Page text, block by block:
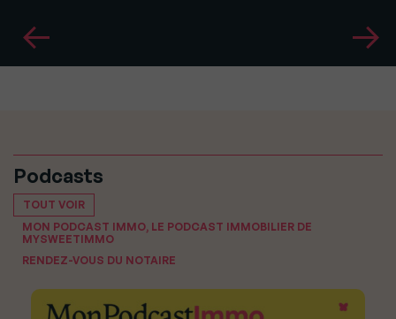
Podcasts
TOUT VOIR
MON PODCAST IMMO, LE PODCAST IMMOBILIER DE
MYSWEETIMMO
RENDEZ-VOUS DU NOTAIRE